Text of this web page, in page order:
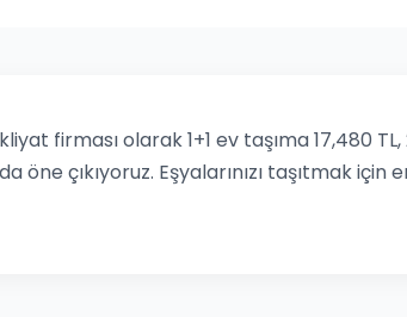
firması olarak 1+1 ev taşıma 17,480 TL,
çıkıyoruz. Eşyalarınızı taşıtmak için